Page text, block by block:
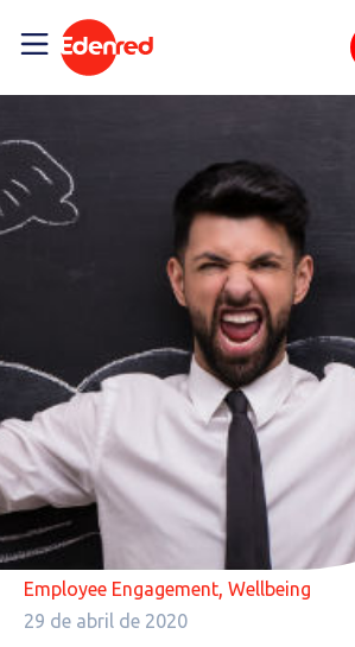
Employee Engagement, Wellbeing
29 de abril de 2020